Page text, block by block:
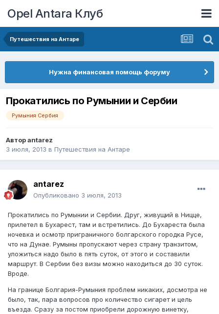
Opel Antara Клуб
Путешествия на Антаре
Нужна финансовая помощь форуму
Прокатились по Румынии и Сербии
Румыния Сербия
Авторantarez
3 июля, 2013 в Путешествия на Антаре
antarez
Опубликовано 3 июля, 2013
Прокатились по Румынии и Сербии. Друг, живущий в Ницце,
прилетел в Бухарест, там и встретились. До Бухареста была
ночевка и осмотр приграничного болгарского городка Русе,
что на Дунае. Румыны пропускают через страну транзитом,
уложиться надо было в пять суток, от этого и составили
маршрут. В Сербии без визы можно находиться до 30 суток.
Вроде.
На границе Болгария-Румыния проблем никаких, досмотра не
было, так, пара вопросов про количество сигарет и цель
въезда. Сразу за постом приобрели дорожную винетку,